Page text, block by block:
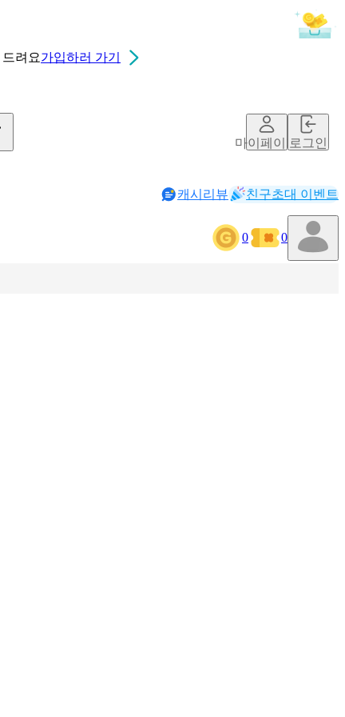
드려요가입하러 가기
마이페이지로그인
캐시리뷰 친구초대 이벤트
0 0